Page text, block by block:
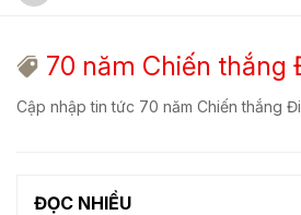
70 năm Chiến thắng
Cập nhập tin tức 70 năm Chiến thắng
ĐỌC NHIỀU